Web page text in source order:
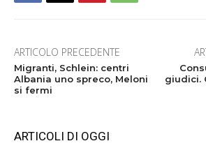
ARTICOLO PRECEDENTE
Migranti, Schlein: centri
Albania uno spreco, Meloni
si fermi
giudici.
ARTICOLI DI OGGI